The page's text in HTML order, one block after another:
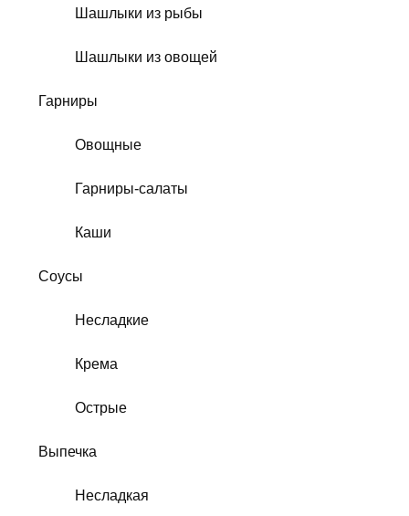
Шашлыки из рыбы
Шашлыки из овощей
Гарниры
Овощные
Гарниры-салаты
Каши
Соусы
Несладкие
Крема
Острые
Выпечка
Несладкая